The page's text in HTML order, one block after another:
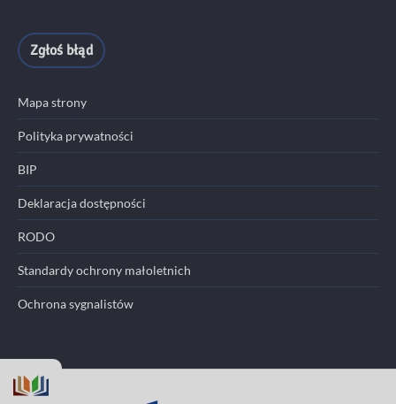
Zgłoś błąd
Mapa strony
Polityka prywatności
BIP
Deklaracja dostępności
RODO
Standardy ochrony małoletnich
Ochrona sygnalistów